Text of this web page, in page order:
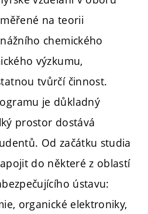
na teorii
chemického
výzkumu,
tvůrčí činnost.
je důkladný
prostor dostává
Od začátku studia
do některé z oblastí
ústavu:
organické elektroniky,